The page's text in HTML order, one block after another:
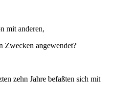
mit anderen,
Zwecken angewendet?
zehn Jahre befaßten sich mit